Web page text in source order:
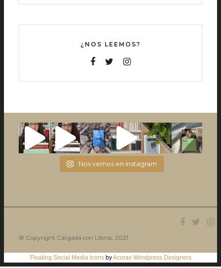
¿NOS LEEMOS?
Nos vemos en Instagram
© Copyright Cargada con Libros. 2021
Floating Social Media IconsbyAcurax Wordpress Designers